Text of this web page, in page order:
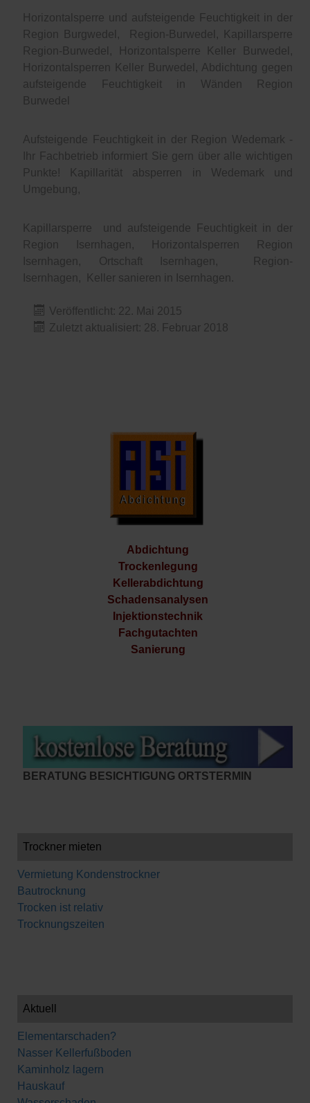
Horizontalsperre und aufsteigende Feuchtigkeit in der
Region Burgwedel, Region-Burwedel, Kapillarsperre
Region-Burwedel, Horizontalsperre Keller Burwedel,
Horizontalsperren Keller Burwedel, Abdichtung gegen
aufsteigende Feuchtigkeit in Wänden Region
Burwedel
Aufsteigende Feuchtigkeit in der Region Wedemark -
Ihr Fachbetrieb informiert Sie gern über alle wichtigen
Punkte! Kapillarität absperren in Wedemark und
Umgebung,
Kapillarsperre und aufsteigende Feuchtigkeit in der
Region Isernhagen, Horizontalsperren Region
Isernhagen, Ortschaft Isernhagen, Region-
Isernhagen, Keller sanieren in Isernhagen.
Veröffentlicht: 22. Mai 2015
Zuletzt aktualisiert: 28. Februar 2018
Abdichtung
Trockenlegung
Kellerabdichtung
Schadensanalysen
Injektionstechnik
Fachgutachten
Sanierung
BERATUNG BESICHTIGUNG ORTSTERMIN
Trockner mieten
Vermietung Kondenstrockner
Bautrocknung
Trocken ist relativ
Trocknungszeiten
Aktuell
Elementarschaden?
Nasser Kellerfußboden
Kaminholz lagern
Hauskauf